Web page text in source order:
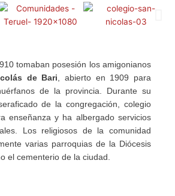
tomaban posesión los amigonianos
de Bari , abierto en 1909 para
de la provincia. Durante su
de la congregación, colegio
enseñanza y ha albergado servicios
Los religiosos de la comunidad
varias parroquias de la Diócesis
el cementerio de la ciudad.